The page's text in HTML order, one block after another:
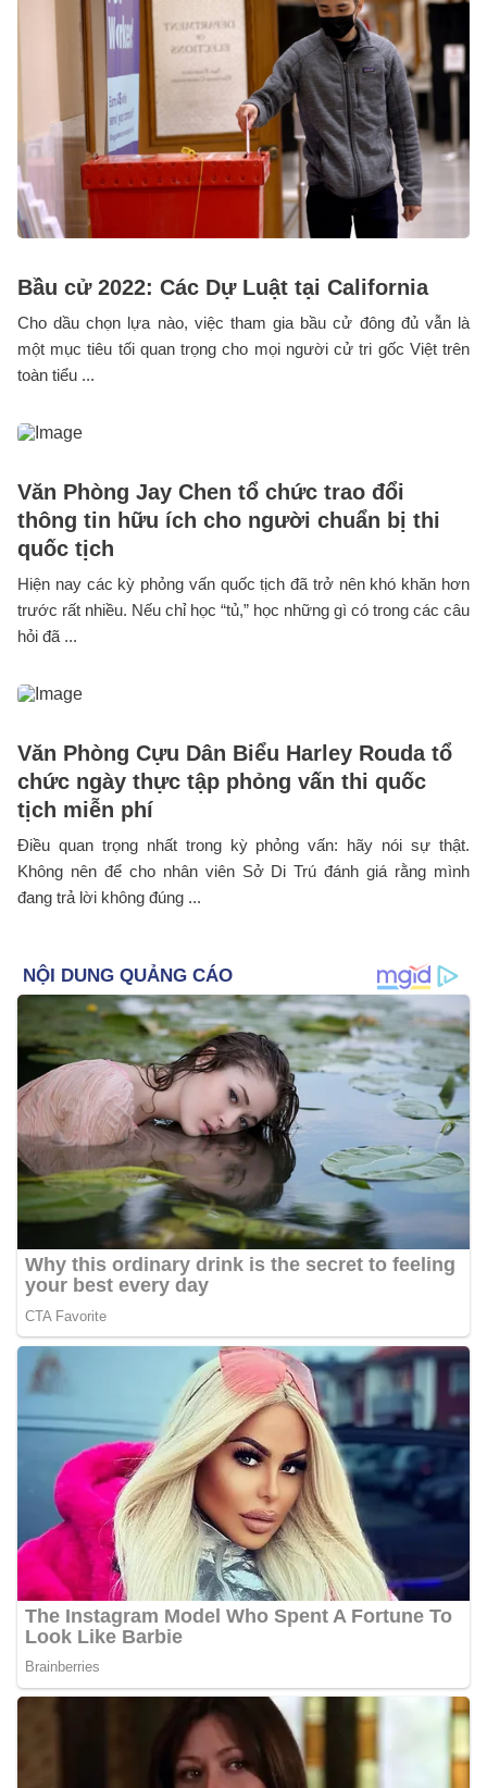
Bầu cử 2022: Các Dự Luật tại California
Cho dầu chọn lựa nào, việc tham gia bầu cử đông đủ vẫn là
một mục tiêu tối quan trọng cho mọi người cử tri gốc Việt trên
toàn tiểu ...
Văn Phòng Jay Chen tổ chức trao đổi
thông tin hữu ích cho người chuẩn bị thi
quốc tịch
Hiện nay các kỳ phỏng vấn quốc tịch đã trở nên khó khăn hơn
trước rất nhiều. Nếu chỉ học “tủ,” học những gì có trong các câu
hỏi đã ...
Văn Phòng Cựu Dân Biểu Harley Rouda tổ
chức ngày thực tập phỏng vấn thi quốc
tịch miễn phí
Điều quan trọng nhất trong kỳ phỏng vấn: hãy nói sự thật.
Không nên để cho nhân viên Sở Di Trú đánh giá rằng mình
đang trả lời không đúng ...